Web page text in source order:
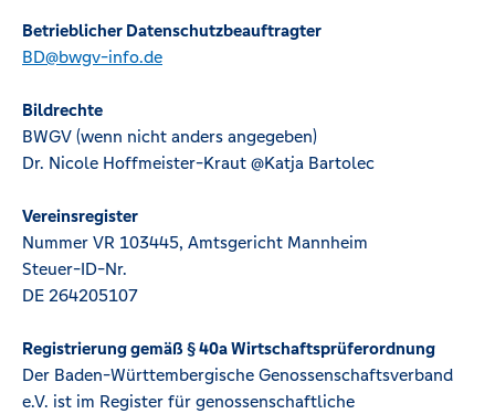
Betrieblicher Datenschutzbeauftragter
BD@bwgv-info.de
Bildrechte
BWGV (wenn nicht anders angegeben)
Dr. Nicole Hoffmeister-Kraut @Katja Bartolec
Vereinsregister
Nummer VR 103445, Amtsgericht Mannheim
Steuer-ID-Nr.
DE 264205107
Registrierung gemäß § 40a Wirtschaftsprüferordnung
Der Baden-Württembergische Genossenschaftsverband
e.V. ist im Register für genossenschaftliche